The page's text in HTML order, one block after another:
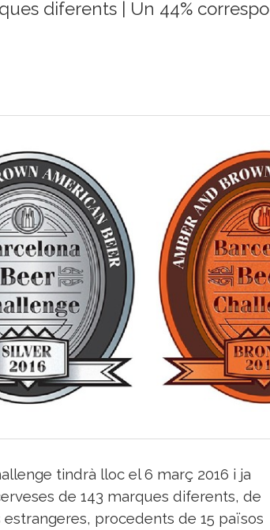
diferents | Un 44%
tindrà lloc el 6 març 2016 i ja
de 143 marques diferents, de
procedents de 15 països